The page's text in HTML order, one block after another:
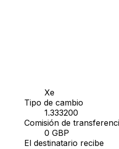
Xe
Tipo de cambio
1.333200
Comisión de
0 GBP
El destinatario recibe